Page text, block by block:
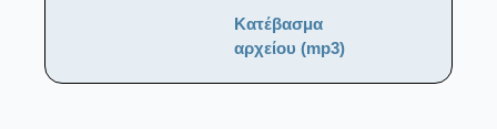
Κατέβασμα
αρχείου (mp3)